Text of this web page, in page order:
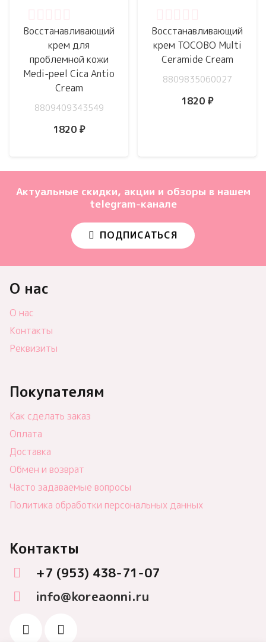
Восстанавливающий
крем для
проблемной кожи
Medi-peel Cica Antio
Cream
8809409343549
1820 ₽
Восстанавливающий
крем TOCOBO Multi
Ceramide Cream
8809835060027
1820 ₽
Актуальные скидки, акции и обзоры в нашем
telegram-канале
ПОДПИСАТЬСЯ
О нас
О нас
Контакты
Реквизиты
Покупателям
Как сделать заказ
Оплата
Доставка
Обмен и возврат
Часто задаваемые вопросы
Политика обработки персональных данных
Контакты
+7 (953) 438-71-07
info@koreaonni.ru